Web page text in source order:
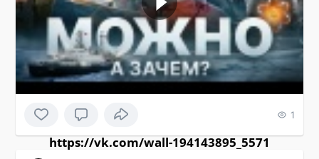
1
https://vk.com/wall-194143895_5571